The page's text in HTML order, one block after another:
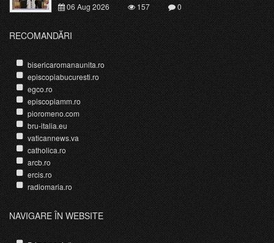
06 Aug 2026
157 0
RECOMANDĂRI
bisericaromanaunita.ro
episcopiabucuresti.ro
egco.ro
episcopiamm.ro
pioromeno.com
bru-italia.eu
vaticannews.va
catholica.ro
arcb.ro
ercis.ro
radiomaria.ro
NAVIGARE ÎN WEBSITE